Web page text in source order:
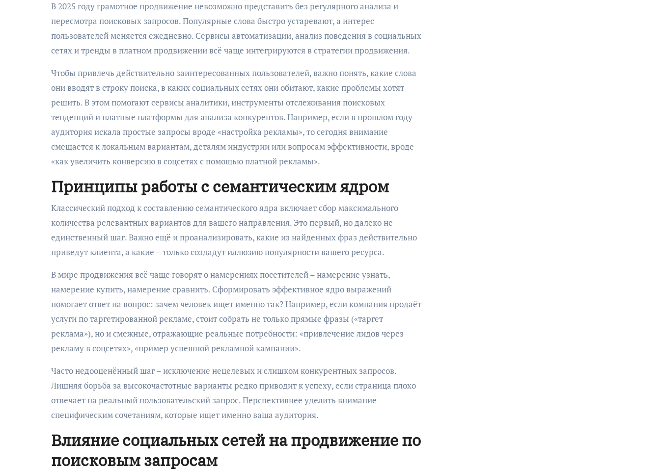
В 2025 году грамотное продвижение невозможно представить без регулярного анализа и
пересмотра поисковых запросов. Популярные слова быстро устаревают, а интерес
пользователей меняется ежедневно. Сервисы автоматизации, анализ поведения в социальных
сетях и тренды в платном продвижении всё чаще интегрируются в стратегии продвижения.
Чтобы привлечь действительно заинтересованных пользователей, важно понять, какие слова
они вводят в строку поиска, в каких социальных сетях они обитают, какие проблемы хотят
решить. В этом помогают сервисы аналитики, инструменты отслеживания поисковых
тенденций и платные платформы для анализа конкурентов. Например, если в прошлом году
аудитория искала простые запросы вроде «настройка рекламы», то сегодня внимание
смещается к локальным вариантам, деталям индустрии или вопросам эффективности, вроде
«как увеличить конверсию в соцсетях с помощью платной рекламы».
Принципы работы с семантическим ядром
Классический подход к составлению семантического ядра включает сбор максимального
количества релевантных вариантов для вашего направления. Это первый, но далеко не
единственный шаг. Важно ещё и проанализировать, какие из найденных фраз действительно
приведут клиента, а какие – только создадут иллюзию популярности вашего ресурса.
В мире продвижения всё чаще говорят о намерениях посетителей – намерение узнать,
намерение купить, намерение сравнить. Сформировать эффективное ядро выражений
помогает ответ на вопрос: зачем человек ищет именно так? Например, если компания продаёт
услуги по таргетированной рекламе, стоит собрать не только прямые фразы («таргет
реклама»), но и смежные, отражающие реальные потребности: «привлечение лидов через
рекламу в соцсетях», «пример успешной рекламной кампании».
Часто недооценённый шаг – исключение нецелевых и слишком конкурентных запросов.
Лишняя борьба за высокочастотные варианты редко приводит к успеху, если страница плохо
отвечает на реальный пользовательский запрос. Перспективнее уделить внимание
специфическим сочетаниям, которые ищет именно ваша аудитория.
Влияние социальных сетей на продвижение по
поисковым запросам